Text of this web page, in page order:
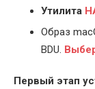
Утилита
Образ
BDU.
Первый этап